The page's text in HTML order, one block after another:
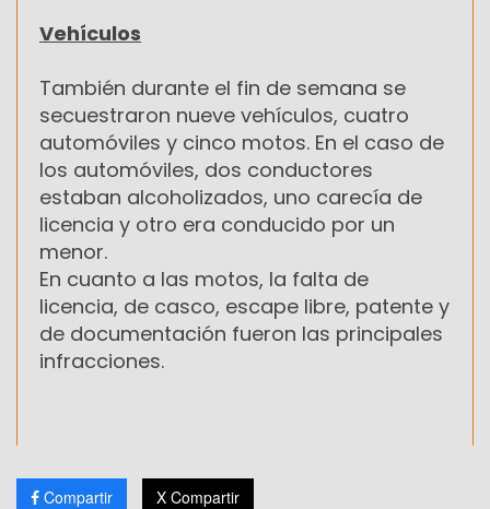
Vehículos
También durante el fin de semana se
secuestraron nueve vehículos, cuatro
automóviles y cinco motos. En el caso de
los automóviles, dos conductores
estaban alcoholizados, uno carecía de
licencia y otro era conducido por un
menor.
En cuanto a las motos, la falta de
licencia, de casco, escape libre, patente y
de documentación fueron las principales
infracciones.
Compartir X Compartir